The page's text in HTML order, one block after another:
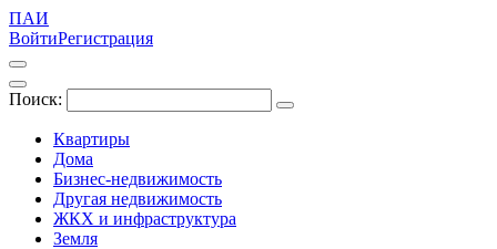
ПАИ
ВойтиРегистрация
Поиск:
Квартиры
Дома
Бизнес-недвижимость
Другая недвижимость
ЖКХ и инфраструктура
Земля